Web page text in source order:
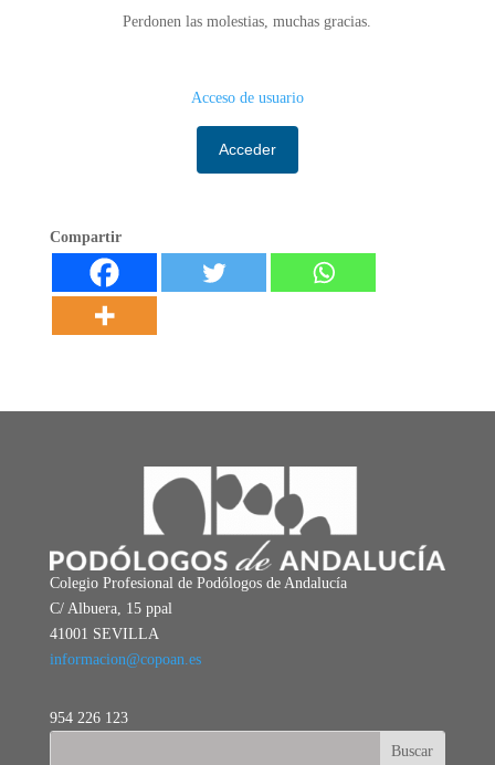
Perdonen las molestias, muchas gracias.
Acceso de usuario
Acceder
Compartir
Colegio Profesional de Podólogos de Andalucía
C/ Albuera, 15 ppal
41001 SEVILLA
informacion@copoan.es
954 226 123